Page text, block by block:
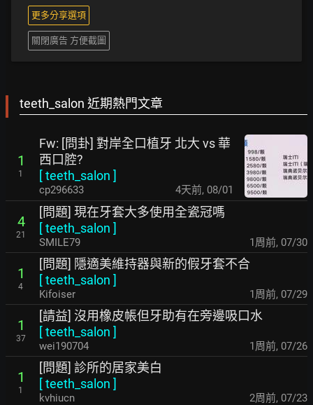
更多分享選項
關閉廣告 方便截圖
teeth_salon 近期熱門文章
1
1
Fw: [問卦] 對岸全口植牙 北大 vs 華
西口腔?
[teeth_salon ]
cp296633 4天前, 08/01
4
21
[問題] 現在牙套大多使用全瓷冠嗎
[teeth_salon ]
SMILE79 1周前, 07/30
1
4
[問題] 隱適美維持器與新的假牙套不合
[teeth_salon ]
Kifoiser 1周前, 07/29
1
37
[請益] 沒用橡皮帳但牙助有在旁邊吸口水
[teeth_salon ]
wei190704 1周前, 07/26
1
1
[問題] 診所的居家美白
[teeth_salon ]
kvhiucn 2周前, 07/23